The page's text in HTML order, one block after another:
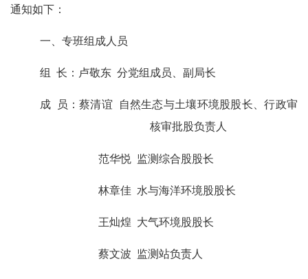
通知如下：
一、专班组成人员
组 长： 卢敬东 分党组成员、副局长
成 员：蔡清谊
自然生态与土壤环境股股长、行政审
核审批股负责人
范华悦 监测综合股股长
林章佳 水与海洋环境股股长
王灿煌 大气环境股股长
蔡文波 监测站负责人